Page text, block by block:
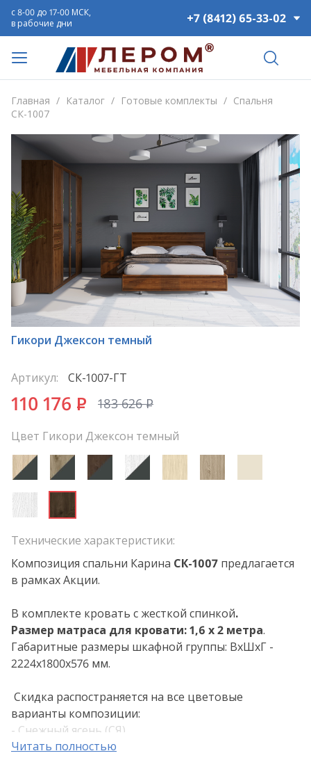
+7 (8412) 65-33-02
с 8-00 до 17-00 МСК,
в рабочие дни
Главная / Каталог / Готовые комплекты / Спальня
СК-1007
*
Гикори Джексон темный
Артикул: СК-1007-ГТ
110 176 P 183 626P
Цвет Гикори Джексон темный
Технические характеристики:
Композиция спальни Карина СК-1007 предлагается
в рамках Акции.
В комплекте кровать с жесткой спинкой.
Размер матраса для кровати: 1,6 х 2 метра.
Габаритные размеры шкафной группы: ВхШхГ -
2224х1800х576 мм.
Скидка распостраняется на все цветовые
варианты композиции:
- Снежный ясень (СЯ)
- Ясень Асахи (АС)
Читать полностью